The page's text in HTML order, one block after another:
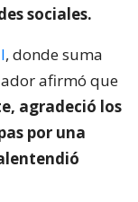
sociales.
, donde suma
afirmó que
agradeció los
por una